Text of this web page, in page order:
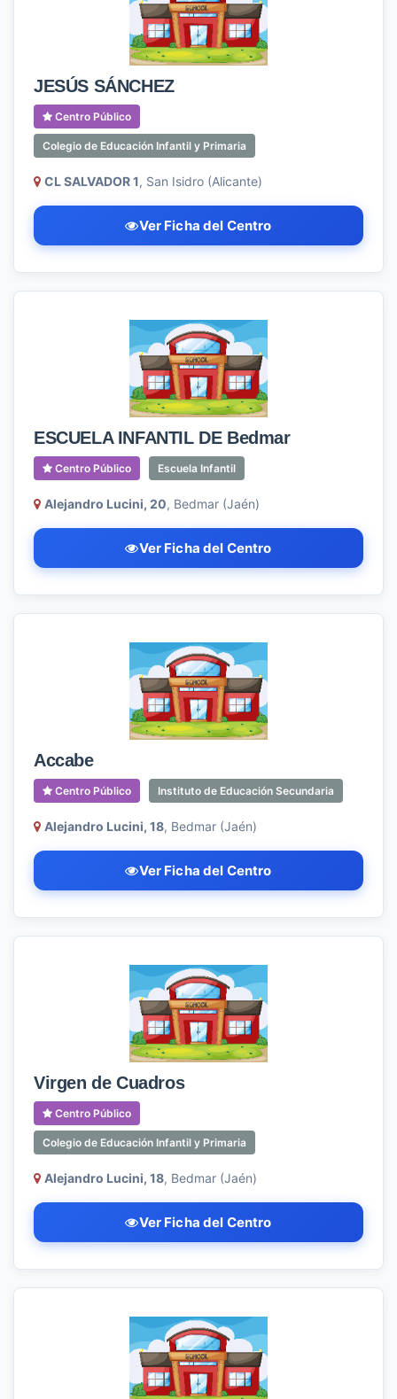
JESÚS SÁNCHEZ
Centro Público
Colegio de Educación Infantil y Primaria
CL SALVADOR 1, San Isidro (Alicante)
Ver Ficha del Centro
ESCUELA INFANTIL DE Bedmar
Centro Público Escuela Infantil
Alejandro Lucini, 20, Bedmar (Jaén)
Ver Ficha del Centro
Accabe
Centro Público Instituto de Educación Secundaria
Alejandro Lucini, 18, Bedmar (Jaén)
Ver Ficha del Centro
Virgen de Cuadros
Centro Público
Colegio de Educación Infantil y Primaria
Alejandro Lucini, 18, Bedmar (Jaén)
Ver Ficha del Centro